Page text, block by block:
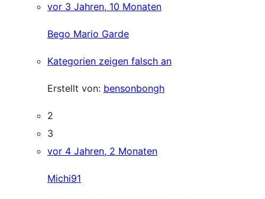
vor 3 Jahren, 10 Monaten
Bego Mario Garde
Kategorien zeigen falsch an
Erstellt von: bensonbongh
2
3
vor 4 Jahren, 2 Monaten
Michi91